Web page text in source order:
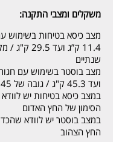
משקלים ומצבי התקנה:
מצב כיסא בטיחות בשימוש
שנתיים
ועד 45.3 ק"ג / גובה של 97-145 ס"מ ומינימום גיל 4
במצב כיסא בטיחות יש
הסימון של החץ האדום
במצב בוסטר יש לוודא
החץ הצהוב